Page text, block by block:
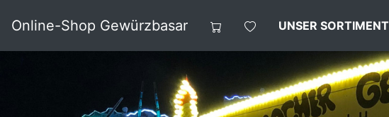
Online-Shop Gewürzbasar UNSER SORTIMENT